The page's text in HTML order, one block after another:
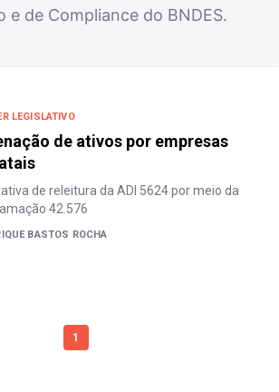
e de Compliance do BNDES.
LEGISLATIVO
de ativos por empresas
de releitura da ADI 5624 por meio da
42.576
BASTOS ROCHA
1